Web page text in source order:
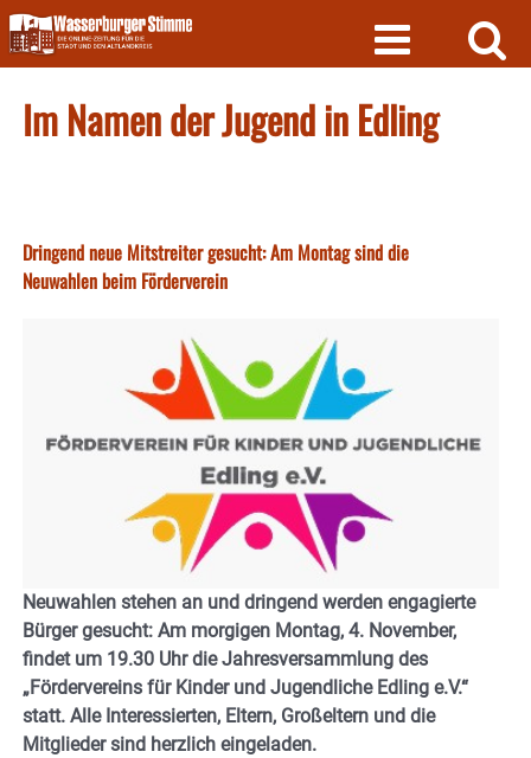
Skip
to
content
Im Namen der Jugend in Edling
Dringend neue Mitstreiter gesucht: Am Montag sind die
Neuwahlen beim Förderverein
Neuwahlen stehen an und dringend werden engagierte
Bürger gesucht: Am morgigen Montag, 4. November,
findet um 19.30 Uhr die Jahresversammlung des
„Fördervereins für Kinder und Jugendliche Edling e.V.“
statt. Alle Interessierten, Eltern, Großeltern und die
Mitglieder sind herzlich eingeladen.